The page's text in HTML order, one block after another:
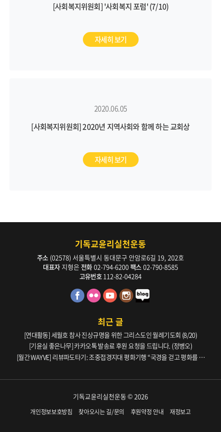
[사회복지위원회] '사회복지 포럼' (7/10)
자세히 보기
2020.06.05
[사회복지위원회] 2020년 지역사회와 함께 하는 교회상
자세히 보기
기독교윤리실천운동
주소 (02578) 서울특별시 동대문구 안암로6길 19, 202호
대표자지형은 전화02-794-6200팩스 02-790-8585
고유번호 112-82-04284
최근 글
[연대활동] 세월호 참사 진상규명을 위한 그리스도인 월례기도회 (8/20)
[기윤실 좋은나무] 카카오톡 발송료 후원 요청을 드립니다. (정병오)
[월간 WAYVE] 리뷰파도타기: 조중접경지대 평화기행 “국경을 걷고 평화를 생
기독교윤리실천운동 © 2026
개인정보보호방침 찾아오시는 길/문의 후원약정 안내 재정보고